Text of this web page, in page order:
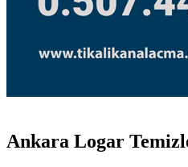
Ankara Logar